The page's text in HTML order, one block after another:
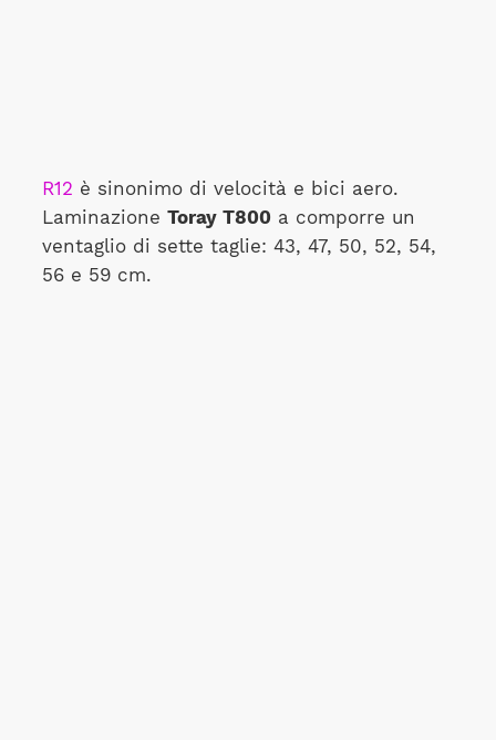
R12 è sinonimo di velocità e bici aero.
Laminazione Toray T800 a comporre un
ventaglio di sette taglie: 43, 47, 50, 52, 54,
56 e 59 cm.